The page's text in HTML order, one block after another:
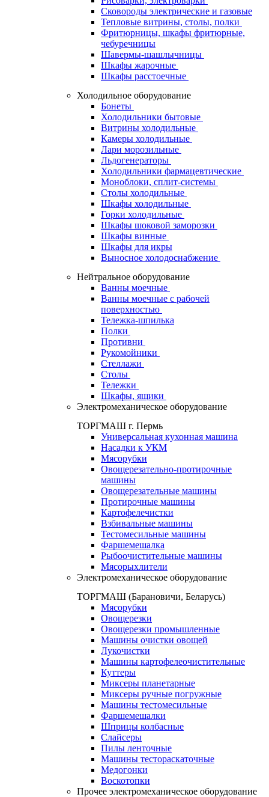
Сковороды электрические и газовые
Тепловые витрины, столы, полки
Фритюрницы, шкафы фритюрные,
чебуречницы
Шавермы-шашлычницы
Шкафы жарочные
Шкафы расстоечные
Холодильное оборудование
Бонеты
Холодильники бытовые
Витрины холодильные
Камеры холодильные
Лари морозильные
Льдогенераторы
Холодильники фармацевтические
Моноблоки, сплит-системы
Столы холодильные
Шкафы холодильные
Горки холодильные
Шкафы шоковой заморозки
Шкафы винные
Шкафы для икры
Выносное холодоснабжение
Нейтральное оборудование
Ванны моечные
Ванны моечные с рабочей
поверхностью
Тележка-шпилька
Полки
Противни
Рукомойники
Стеллажи
Столы
Тележки
Шкафы, ящики
Электромеханическое оборудование
ТОРГМАШ г. Пермь
Универсальная кухонная машина
Насадки к УКМ
Мясорубки
Овощерезательно-протирочные
машины
Овощерезательные машины
Протирочные машины
Картофелечистки
Взбивальные машины
Тестомесильные машины
Фаршемешалка
Рыбоочистительные машины
Мясорыхлители
Электромеханическое оборудование
ТОРГМАШ (Барановичи, Беларусь)
Мясорубки
Овощерезки
Овощерезки промышленные
Машины очистки овощей
Лукочистки
Машины картофелеочистительные
Куттеры
Миксеры планетарные
Миксеры ручные погружные
Машины тестомесильные
Фаршемешалки
Шприцы колбасные
Слайсеры
Пилы ленточные
Машины тестораскаточные
Медогонки
Воскотопки
Прочее электромеханическое оборудование